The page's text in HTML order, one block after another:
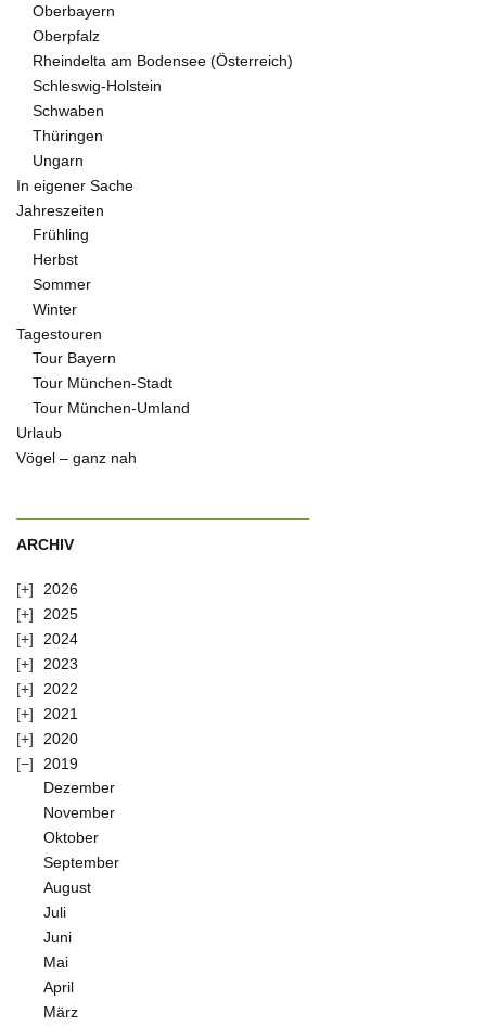
Oberbayern
Oberpfalz
Rheindelta am Bodensee (Österreich)
Schleswig-Holstein
Schwaben
Thüringen
Ungarn
In eigener Sache
Jahreszeiten
Frühling
Herbst
Sommer
Winter
Tagestouren
Tour Bayern
Tour München-Stadt
Tour München-Umland
Urlaub
Vögel – ganz nah
ARCHIV
2026
2025
2024
2023
2022
2021
2020
2019
Dezember
November
Oktober
September
August
Juli
Juni
Mai
April
März